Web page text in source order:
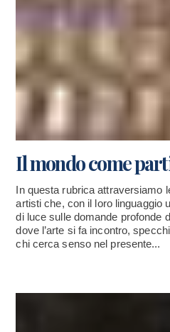
Il mondo come
In questa rubrica attraversiamo
artisti che, con il loro linguaggio
di luce sulle domande profonde
dove l’arte si fa incontro,
chi cerca senso nel presente...